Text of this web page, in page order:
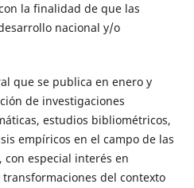
la finalidad de que las
nacional y/o
que se publica en enero y
de investigaciones
estudios bibliométricos,
empíricos en el campo de las
con especial interés en
del contexto